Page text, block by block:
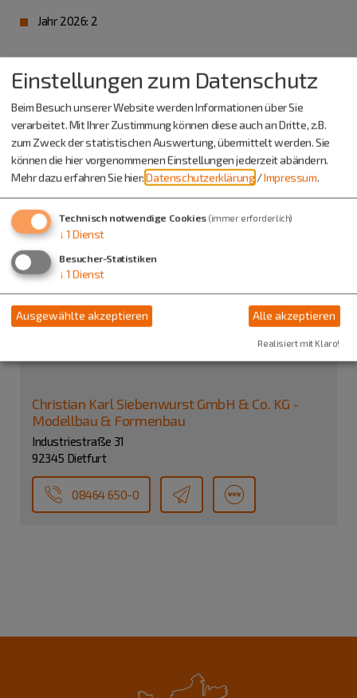
Jahr 2026: 2
Weitere Informationen zur Ausbildung
Berufsschulstandort: Neustadt a. d. Aisch / Wasserburg am
Inn
Christian Karl Siebenwurst GmbH & Co. KG -
Modellbau & Formenbau
Industriestraße 31
92345 Dietfurt
08464 650-0
Einstellungen zum Datenschutz
Beim Besuch unserer Website werden Informationen über Sie
verarbeitet. Mit Ihrer Zustimmung können diese auch an Dritte, z.B.
zum Zweck der statistischen Auswertung, übermittelt werden. Sie
können die hier vorgenommenen Einstellungen jederzeit abändern.
Mehr dazu erfahren Sie hier:Datenschutzerklärung /Impressum.
Technisch notwendige Cookies (immer erforderlich)
↓ 1 Dienst
Besucher-Statistiken
↓ 1 Dienst
Ausgewählte akzeptieren Alle akzeptieren
Realisiert mit Klaro!